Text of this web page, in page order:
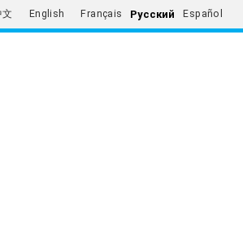
文 English Français Русский Español